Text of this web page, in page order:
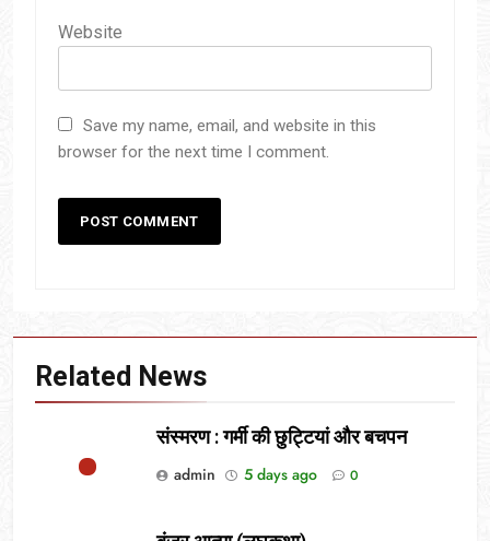
Website
Save my name, email, and website in this
browser for the next time I comment.
Related News
संस्मरण : गर्मी की छुट्टियां और बचपन
admin
5 days ago 0